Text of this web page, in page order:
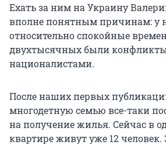
Ехать за ним на Украину
вполне понятным причинам: у
относительно спокойные
двухтысячных были
националистами.
После наших первых
многодетную семью все-таки
на получение жилья. Сейчас в
квартире живут уже 12